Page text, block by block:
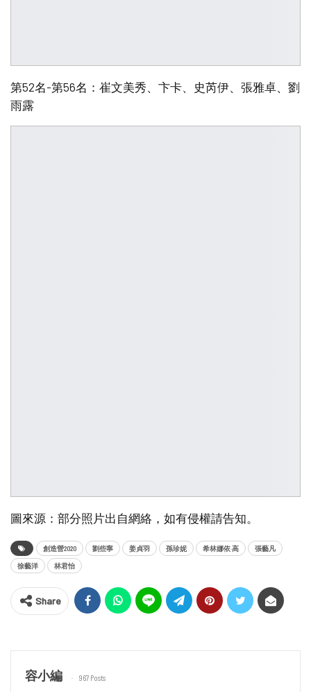
第52名-第56名：崔文美秀、卞卡、史芮伊、張雅卓、劉
雨露
圖來源：部分照片出自網絡，如有侵權請告知。
創造營2020 劉些寧 姜貞羽 孫珍妮 希林娜依·高 張藝凡
徐藝洋 林君怡
Share
容小編 967 Posts